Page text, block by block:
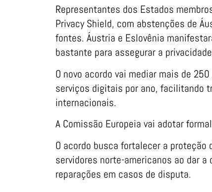
Representantes dos Estados
Privacy Shield, com abstenções de
fontes. Áustria e Eslovênia
bastante para assegurar a
O novo acordo vai mediar mais de
serviços digitais por ano, facilitando
internacionais.
A Comissão Europeia vai adotar
O acordo busca fortalecer a
servidores norte-americanos ao dar
reparações em casos de disputa.